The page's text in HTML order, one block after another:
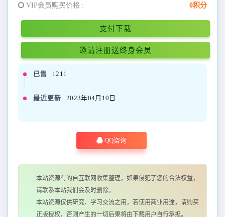
VIP会员购买价格 : 0积分
支付下载
邀请注册送终身会员
已售 1211
最近更新 2023年04月10日
QQ咨询
本站资源有的自互联网收集整理，如果侵犯了您的合法权益，
请联系本站我们会及时删除。
本站资源仅供研究、学习交流之用，若使用商业用途，请购买
正版授权，否则产生的一切后果将由下载用户自行承担。